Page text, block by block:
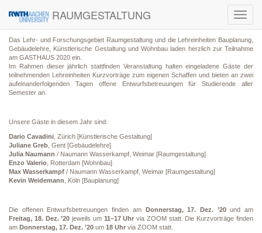
RAUMGESTALTUNG
Das Lehr- und Forschungsgebiet Raumgestaltung und die Lehreinheiten Bauplanung,
Gebäudelehre, Künstlerische Gestaltung und Wohnbau laden herzlich zur Teilnahme
am GASTHAUS 2020 ein.
Im Rahmen dieser jährlich stattfinden Veranstaltung halten eingeladene Gäste der
teilnehmenden Lehreinheiten Kurzvorträge zum eigenen Schaffen und bieten an zwei
aufeinanderfolgenden Tagen offene Entwurfsbetreuungen für Studierende aller
Semester an.
Unsere Gäste in diesem Jahr sind:
Dario Cavadini , Zürich [Künstlerische Gestaltung]
Juliane Greb , Gent [Gebäudelehre]
Julia Naumann / Naumann Wasserkampf, Weimar [Raumgestaltung]
Enzo Valerio , Rotterdam [Wohnbau]
Max Wasserkampf / Naumann Wasserkampf, Weimar [Raumgestaltung]
Kevin Weidemann , Köln [Bauplanung]
Die offenen Entwurfsbetreuungen finden am Donnerstag, 17. Dez. ’20und am
Freitag, 18. Dez. ’20 jeweils um 11–17 Uhr via ZOOM statt. Die Kurzvorträge finden
am Donnerstag, 17. Dez. ’20 um 18 Uhr via ZOOM statt.